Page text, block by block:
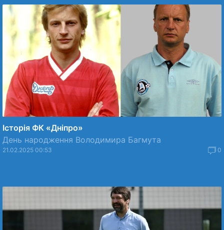
Історія ФК «Дніпро»
День народження Володимира Багмута
21.02.2025 00:53 0